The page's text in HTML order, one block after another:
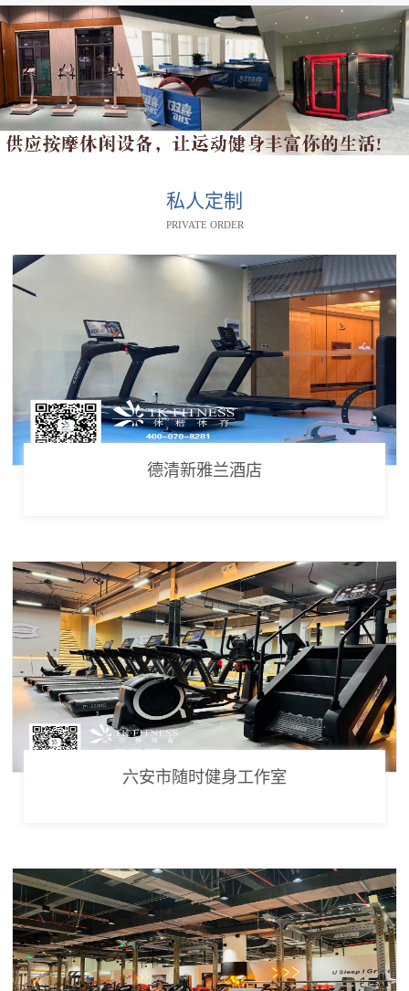
私人定制
PRIVATE ORDER
德清新雅兰酒店
六安市随时健身工作室